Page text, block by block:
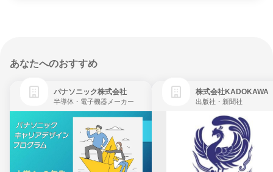
あなたへのおすすめ
パナソニック株式会社
半導体・電子機器メーカー
株式会社KADOKAWA
出版社・新聞社